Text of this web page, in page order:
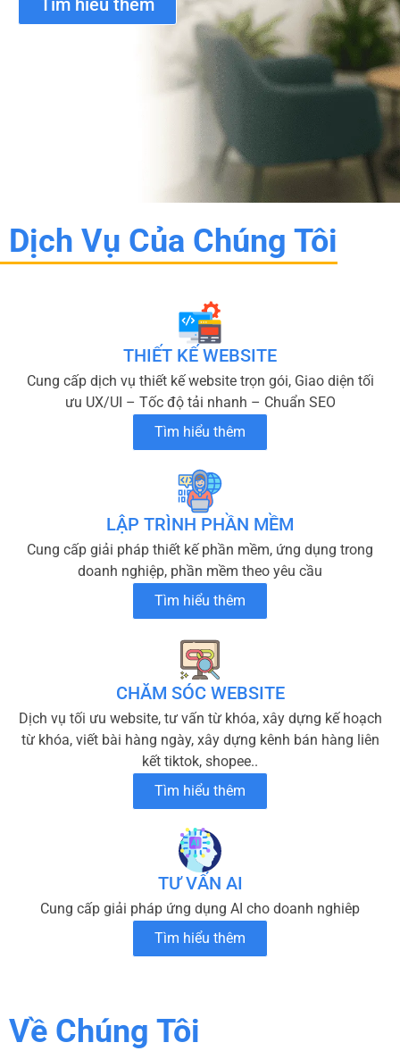
Tìm hiểu thêm
Dịch Vụ Của Chúng Tôi
THIẾT KẾ WEBSITE
Cung cấp dịch vụ thiết kế website trọn gói, Giao diện tối
ưu UX/UI – Tốc độ tải nhanh – Chuẩn SEO
Tìm hiểu thêm
LẬP TRÌNH PHẦN MỀM
Cung cấp giải pháp thiết kế phần mềm, ứng dụng trong
doanh nghiệp, phần mềm theo yêu cầu
Tìm hiểu thêm
CHĂM SÓC WEBSITE
Dịch vụ tối ưu website, tư vấn từ khóa, xây dựng kế hoạch
từ khóa, viết bài hàng ngày, xây dựng kênh bán hàng liên
kết tiktok, shopee..
Tìm hiểu thêm
TƯ VẤN AI
Cung cấp giải pháp ứng dụng AI cho doanh nghiêp
Tìm hiểu thêm
Về Chúng Tôi